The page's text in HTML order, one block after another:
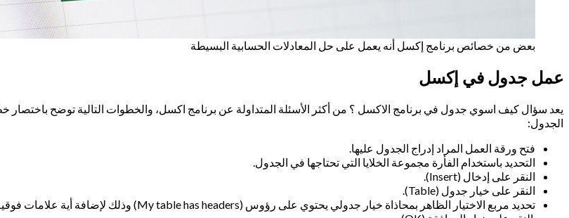
بعض من خصائص برنامج إكسل أنه يعمل على حل المعادلات الحسابية البسيطة
عمل جدول في إكسل
يعد سؤال كيف اسوي جدول في برنامج الاكسل ؟ من أكثر الأسئلة المتداولة عن برنامج اكسل، والخطوات التالية توضح باختصار
الجدول:
فتح ورقة العمل المراد إدراج الجدول عليها.
التحديد باستخدام الفأرة مجموعة الخلايا التي تحتاجها في الجدول.
النقر على إدخال (Insert).
النقر على خيار جدول (Table).
تحديد مربع الاختيار الظاهر بمحاذاة خيار جدولي يحتوي على رؤوس (My table has headers) وذلك لإضافة أية علامات فوقية تحتوي على معلومات خاصة بكل عمود في الجدول المراد إنشاؤه.